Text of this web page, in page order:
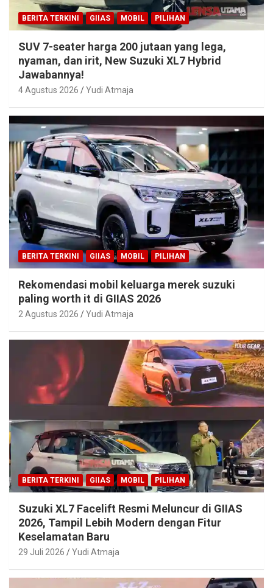
BERITA TERKINI GIIAS MOBIL PILIHAN
SUV 7-seater harga 200 jutaan yang lega,
nyaman, dan irit, New Suzuki XL7 Hybrid
Jawabannya!
4 Agustus 2026 Yudi Atmaja
BERITA TERKINI GIIAS MOBIL PILIHAN
Rekomendasi mobil keluarga merek suzuki
paling worth it di GIIAS 2026
2 Agustus 2026 Yudi Atmaja
BERITA TERKINI GIIAS MOBIL PILIHAN
Suzuki XL7 Facelift Resmi Meluncur di GIIAS
2026, Tampil Lebih Modern dengan Fitur
Keselamatan Baru
29 Juli 2026 Yudi Atmaja